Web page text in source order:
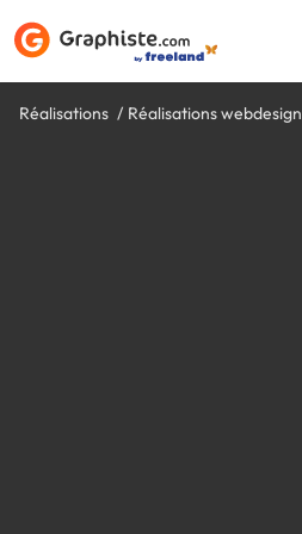
Réalisations Réalisations webdesign